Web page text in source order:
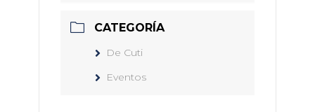
CATEGORÍA
De Cuti
Eventos